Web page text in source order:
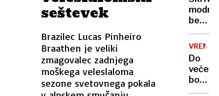
seštevek
Brazilec Lucas Pinheiro
Braathen je veliki
zmagovalec zadnjega
moškega veleslaloma
sezone svetovnega pokala
nemški
čoln
iz 2.
vojne
belih
grških
hiš:
razlog
vas
bo
VREME
Do
večera
bodo
od